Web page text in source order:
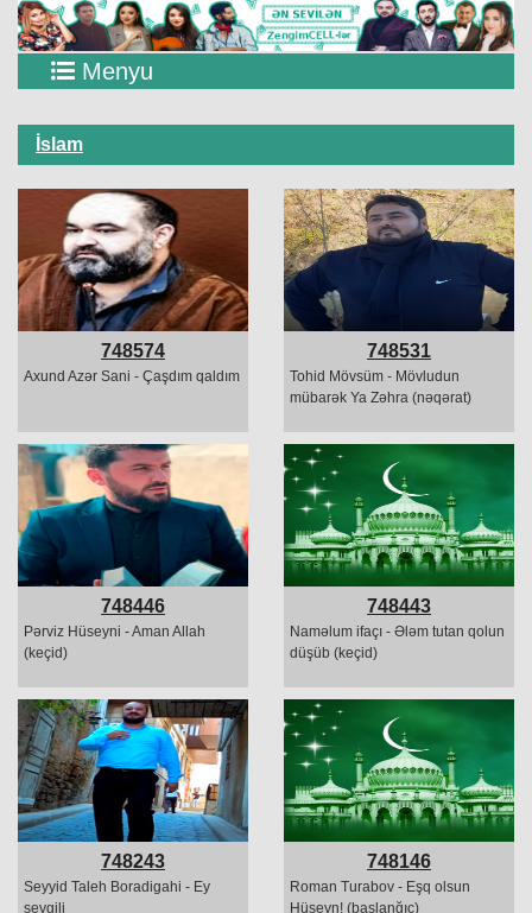
Menyu
İslam
748574
Axund Azər Sani - Çaşdım qaldım
748531
Tohid Mövsüm - Mövludun
mübarək Ya Zəhra (nəqərat)
748446
Pərviz Hüseyni - Aman Allah
(keçid)
748443
Naməlum ifaçı - Ələm tutan qolun
düşüb (keçid)
748243
Seyyid Taleh Boradigahi - Ey
sevgili
748146
Roman Turabov - Eşq olsun
Hüseyn! (başlanğıc)